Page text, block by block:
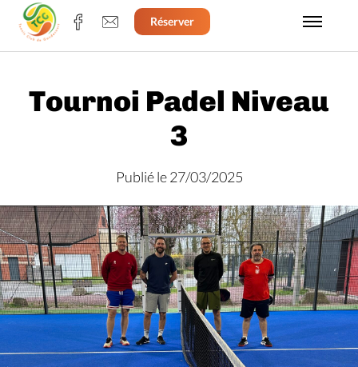
Réserver
Tournoi Padel Niveau
3
Publié le 27/03/2025